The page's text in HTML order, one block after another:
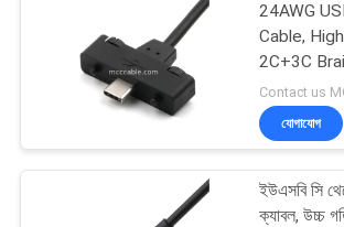
কাস্টম তারের জোতা
24AWG
Cable,
2C+3C
Assembly
Contact us
যোগাযোগ
ইউএসবি সি
ক্যাবল, উচ্চ